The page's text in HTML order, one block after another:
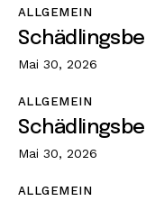
ALLGEMEIN
Mai 30, 2026
ALLGEMEIN
Mai 30, 2026
ALLGEMEIN